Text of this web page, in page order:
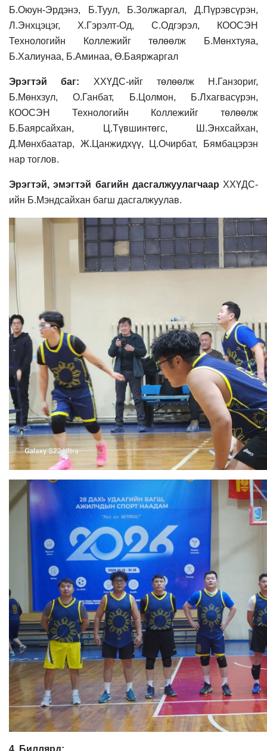
Б.Оюун-Эрдэнэ, Б.Туул, Б.Золжаргал, Д.Пүрэвсүрэн,
Л.Энхцэцэг, Х.Гэрэлт-Од, С.Одгэрэл, КООСЭН
Технологийн Коллежийг төлөөлж Б.Мөнхтуяа,
Б.Халиунаа, Б.Аминаа, Ө.Баяржаргал
Эрэгтэй баг: ХХҮДС-ийг төлөөлж Н.Ганзориг,
Б.Мөнхзул, О.Ганбат, Б.Цолмон, Б.Лхагвасүрэн,
КООСЭН Технологийн Коллежийг төлөөлж
Б.Баярсайхан, Ц.Түвшинтөгс, Ш.Энхсайхан,
Д.Мөнхбаатар, Ж.Цанжидхүү, Ц.Очирбат, Бямбацэрэн
нар тоглов.
Эрэгтэй, эмэгтэй багийн дасгалжуулагчаар ХХҮДС-
ийн Б.Мэндсайхан багш дасгалжуулав.
4. Биллярд: